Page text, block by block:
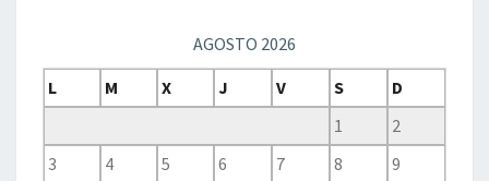
AGOSTO 2026
L
M X J V S
D
1
2
3
4 5 6 7 8
9